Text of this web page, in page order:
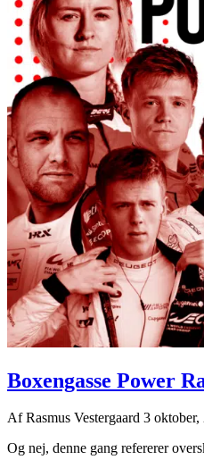
Boxengasse Power
AfRasmus Vestergaard 3 oktober,
Og nej, denne gang refererer